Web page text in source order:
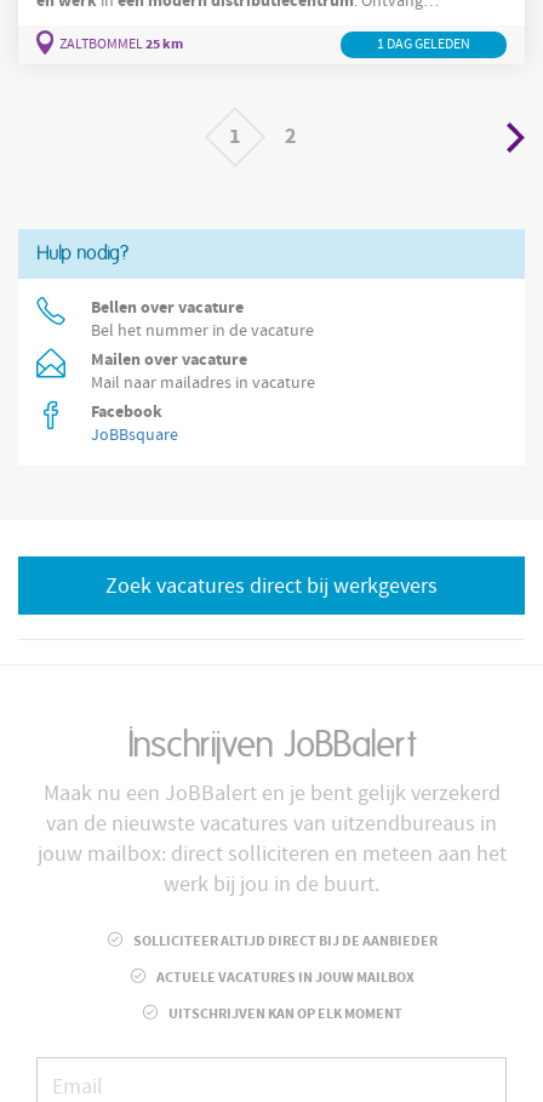
aantrekkelijke
ZALTBOMMEL25 km 1 DAG GELEDEN
1 2
Hulp nodig?
Bellen over vacature
Bel het nummer in de vacature
Mailen over vacature
Mail naar mailadres in vacature
Facebook
JoBBsquare
Zoek vacatures direct bij werkgevers
Inschrijven JoBBalert
Maak nu een JoBBalert en je bent gelijk verzekerd
van de nieuwste vacatures van uitzendbureaus in
jouw mailbox: direct solliciteren en meteen aan het
werk bij jou in de buurt.
SOLLICITEER ALTIJD DIRECT BIJ DE AANBIEDER
ACTUELE VACATURES IN JOUW MAILBOX
UITSCHRIJVEN KAN OP ELK MOMENT